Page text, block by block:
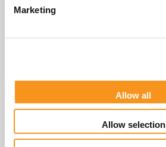
Marketing
Allow all
Allow selection